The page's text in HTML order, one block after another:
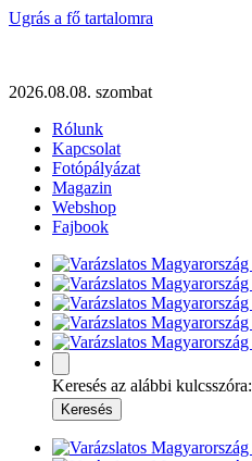
Ugrás a fő tartalomra
2026.08.08. szombat
Rólunk
Kapcsolat
Fotópályázat
Magazin
Webshop
Fajbook
Keresés az alábbi kulcsszóra: